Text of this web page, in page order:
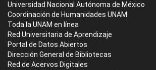
Universidad Nacional Autónoma de México
Coordinación de Humanidades UNAM
Toda la UNAM en línea
Red Universitaria de Aprendizaje
Portal de Datos Abiertos
Dirección General de Bibliotecas
Red de Acervos Digitales